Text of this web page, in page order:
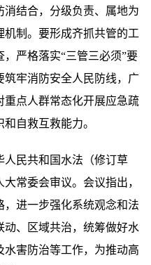
结合，分级负责、属地为
制。要形成齐抓共管的工
严格落实“三管三必须”要
牢消防安全人民防线，广
重点人群常态化开展应急疏
自救互救能力。
人民共和国水法（修订草
常委会审议。会议指出，
进一步强化系统观念和法
、区域共治，统筹做好水
害防治等工作，为推动高